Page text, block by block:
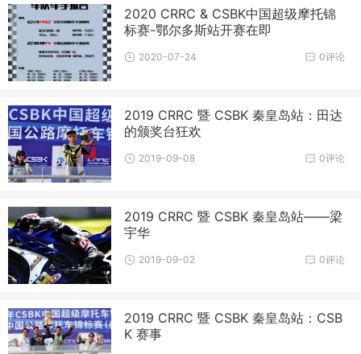
2020 CRRC & CSBK中国超级摩托锦
标赛-鄂尔多斯站开赛在即
0评论
2020-07-24
2019 CRRC 暨 CSBK 秦皇岛站：田达
的颁奖台狂欢
0评论
2019-09-08
2019 CRRC 暨 CSBK 秦皇岛站——梁
宇华
0评论
2019-09-02
2019 CRRC 暨 CSBK 秦皇岛站：CSB
K 赛事